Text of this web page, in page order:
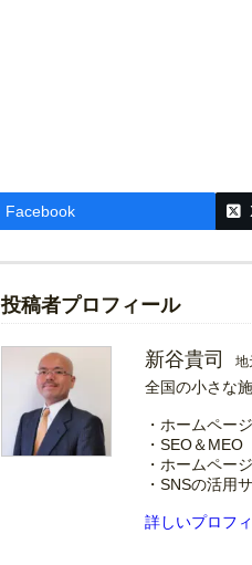
Facebook
投稿者プロフィール
新谷貴司 地
全国の小さな
・ホームペー
・SEO＆MEO
・ホームペー
・SNSの活用
詳しいプロフ